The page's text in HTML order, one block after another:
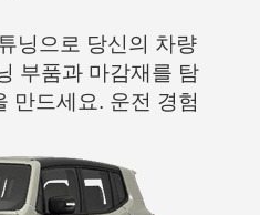
닝으로 당신의 차량
부품과 마감재를 탐
만드세요. 운전 경험